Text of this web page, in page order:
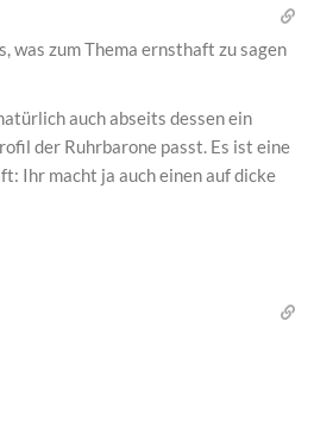
was zum Thema ernsthaft zu sagen
auch abseits dessen ein
der Ruhrbarone passt. Es ist eine
Ihr macht ja auch einen auf dicke